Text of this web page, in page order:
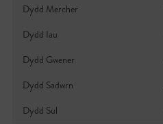
Dydd Mercher
Dydd Iau
Dydd Gwener
Dydd Sadwrn
Dydd Sul